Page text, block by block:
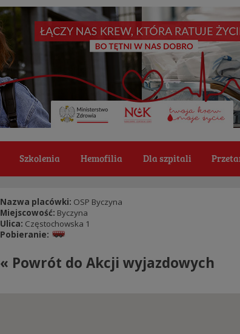
Szkolenia Hemofilia Dla szpitali
Nazwa placówki: OSP Byczyna
Miejscowość: Byczyna
Ulica: Częstochowska 1
Pobieranie:
« Powrót do Akcji wyjazdowych